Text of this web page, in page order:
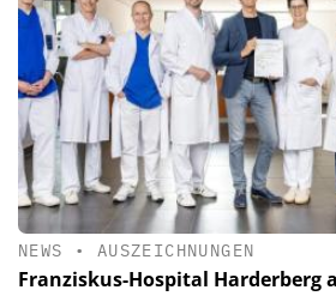
NEWS • AUSZEICHNUNGEN
Franziskus-Hospital Harderberg